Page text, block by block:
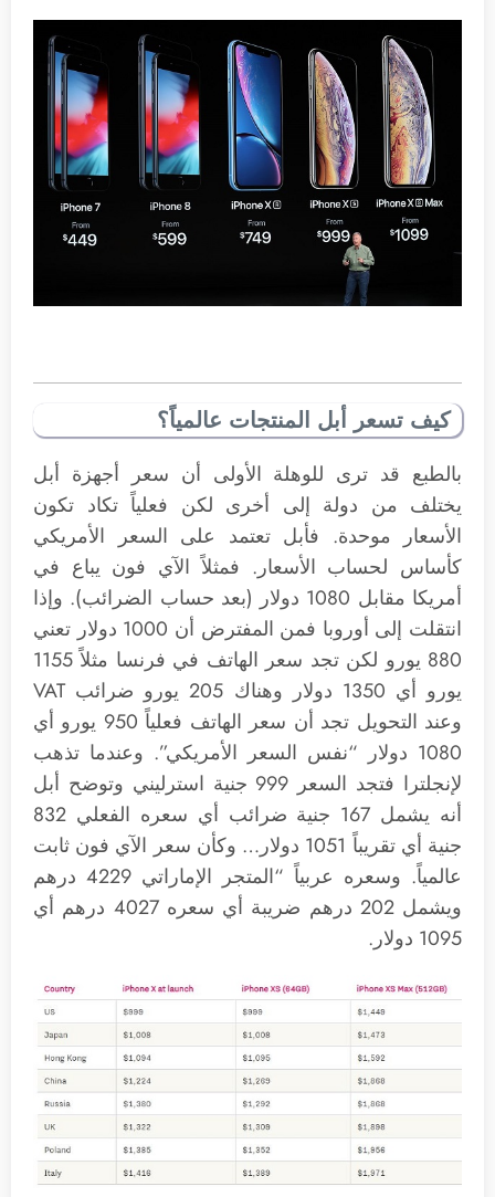
كيف تسعر أبل المنتجات عالمياً؟
بالطبع قد ترى للوهلة الأولى أن سعر أجهزة أبل
يختلف من دولة إلى أخرى لكن فعلياً تكاد تكون
الأسعار موحدة. فأبل تعتمد على السعر الأمريكي
كأساس لحساب الأسعار. فمثلاً الآي فون يباع في
أمريكا مقابل 1080 دولار (بعد حساب الضرائب). وإذا
انتقلت إلى أوروبا فمن المفترض أن 1000 دولار تعني
880 يورو لكن تجد سعر الهاتف في فرنسا مثلاً 1155
يورو أي 1350 دولار وهناك 205 يورو ضرائب VAT
وعند التحويل تجد أن سعر الهاتف فعلياً 950 يورو أي
1080 دولار “نفس السعر الأمريكي”. وعندما تذهب
لإنجلترا فتجد السعر 999 جنية استرليني وتوضح أبل
أنه يشمل 167 جنية ضرائب أي سعره الفعلي 832
جنية أي تقريباً 1051 دولار… وكأن سعر الآي فون ثابت
عالمياً. وسعره عربياً “المتجر الإماراتي 4229 درهم
ويشمل 202 درهم ضريبة أي سعره 4027 درهم أي
1095 دولار.